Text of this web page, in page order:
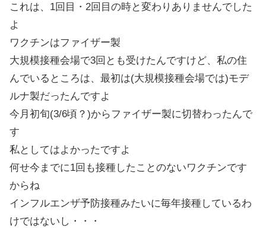
これは、1回目・2回目の時と変わりありませんでした
よ
ワクチンはファイザー製
大規模接種会場で3回とも受けたんですけど、私の住
んでいるところは、最初は(大規模接種会場では)モデ
ルナ製だったんですよ
今月初旬(3/6頃？)からファイザー製に切替わったんで
す
私としてはよかったですよ
何せ今までに1回も接種したことのないワクチンです
からね
インフルエンザ予防接種みたいに毎年接種しているわ
けではないし・・・